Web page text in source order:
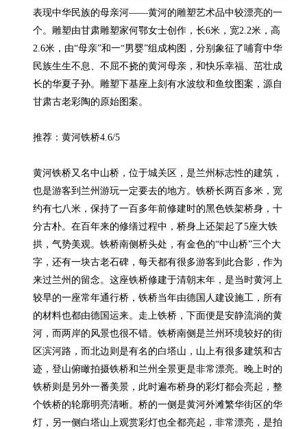
表现中华民族的母亲河——黄河的雕塑艺术品中较漂亮的一
个。雕塑由甘肃雕塑家何鄂女士创作，长6米，宽2.2米，高
2.6米，由“母亲”和一“男婴”组成构图，分别象征了哺育中华
民族生生不息、不屈不挠的黄河母亲，和快乐幸福、茁壮成
长的华夏子孙。雕塑下基座上刻有水波纹和鱼纹图案，源自
甘肃古老彩陶的原始图案。
推荐：黄河铁桥4.6/5
黄河铁桥又名中山桥，位于城关区，是兰州标志性的建筑，
也是游客到兰州游玩一定要去的地方。铁桥长两百多米，宽
约有七八米，保持了一百多年前修建时的黑色铁架桥身，十
分古朴。在百年来的修缮过程中，桥身上还架起了5座大铁
拱，气势美观。铁桥南侧桥头处，有金色的“中山桥”三个大
字，还有一块古老石碑，每天都有很多游客到此合影，作为
来过兰州的留念。这座铁桥修建于清朝末年，是当时黄河上
较早的一座常年通行桥，铁桥当年由德国人建设施工，所有
的材料也都由德国运来。走上铁桥，下面便是安静流淌的黄
河，而两岸的风景也很不错。铁桥南侧是兰州环境较好的街
区滨河路，而北边则是有名的白塔山，山上有很多建筑和古
迹，登山俯瞰拍摄铁桥和兰州全景更是非常漂亮。晚上时的
铁桥则是另外一番美景，此时遍布桥身的彩灯都会亮起，整
个铁桥的轮廓明亮清晰。桥的一侧是黄河外滩繁华街区的华
灯，另一侧白塔山上观赏彩灯也全都亮起，非常漂亮，是拍